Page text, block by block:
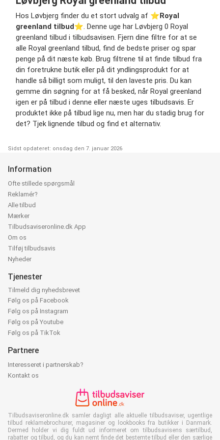
Hos Løvbjerg finder du et stort udvalg af ⭐️Royal
greenland tilbud⭐️. Denne uge har Løvbjerg 0 Royal
greenland tilbud i tilbudsavisen. Fjern dine filtre for at se
alle Royal greenland tilbud, find de bedste priser og spar
penge på dit næste køb. Brug filtrene til at finde tilbud fra
din foretrukne butik eller på dit yndlingsprodukt for at
handle så billigt som muligt, til den laveste pris. Du kan
gemme din søgning for at få besked, når Royal greenland
igen er på tilbud i denne eller næste uges tilbudsavis. Er
produktet ikke på tilbud lige nu, men har du stadig brug for
det? Tjek lignende tilbud og find et alternativ.
Sidst opdateret: onsdag den 7. januar 2026
Information
Ofte stillede spørgsmål
Reklamér?
Alle tilbud
Mærker
Tilbudsaviseronline.dk App
Om os
Tilføj tilbudsavis
Nyheder
Tjenester
Tilmeld dig nyhedsbrevet
Følg os på Facebook
Følg os på Instagram
Følg os på Youtube
Følg os på TikTok
Partnere
Interesseret i partnerskab?
Kontakt os
Tilbudsaviseronline.dk samler dagligt alle aktuelle tilbudsaviser, ugentlige
tilbud reklamebrochurer, magasiner og lookbooks fra butikker i Danmark.
Dermed holder vi dig fuldt ud informeret om tilbudsavisens særtilbud,
rabatter og tilbud, og du kan nemt finde det bestemte tilbud eller den særlige